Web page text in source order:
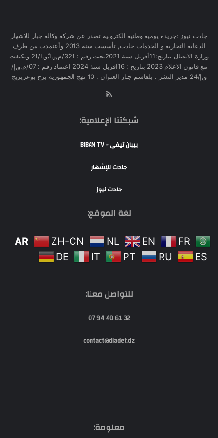
جادت نيوز :جريدة يومية وطنية الكترونية تصدر عن شركة وكالة جبار للاشهار
الدعاية التجارية و الخدمات جادت, تأسست سنة 2013 وأعتمدت من طرف
وزارة الاتصال بتاريخ:11أفريل سنة 2021تحت رقم : 321/م,و,ا,ّو,ا/21 وتكيفت
مع قانون الاعلام 2023 بتاريخ : 16افريل سنة 2024 اعتماد رقم : 07/م,و,إ/
و,إ/24 مدير النشر : بلقاسم جبار العنوان : 10 نهج الجمهورية برج بوعريريج
شبكتنا الإعلامية:
بيبان تيفي - BIBAN TV
جادت للإشهار
جادت نيوز
لغة الموقع:
AR ZH-CN NL EN
FR
DE
IT PT RU ES
للتواصل معنا:
32 61 40 94 07
contact@djadet.dz
معلومة: